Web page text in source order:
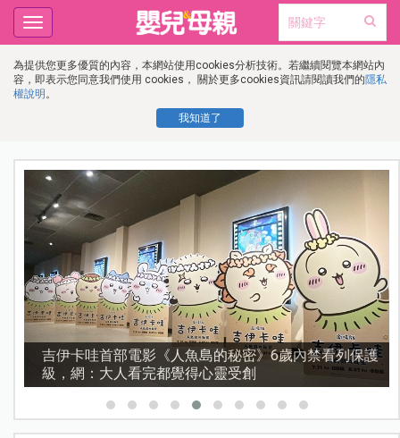
為提供您更多優質的內容，本網站使用cookies分析技術。若繼續閱覽本網站內
容，即表示您同意我們使用 cookies， 關於更多cookies資訊請閱讀我們的隱私
權說明 。
我知道了
Toggle
navigation
資優教育15問！師鐸獎名師陳宥妤：資優教育的核心，
不是成績而是讀懂孩子的心理準備度